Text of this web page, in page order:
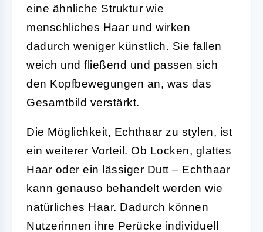
eine ähnliche Struktur wie
menschliches Haar und wirken
dadurch weniger künstlich. Sie fallen
weich und fließend und passen sich
den Kopfbewegungen an, was das
Gesamtbild verstärkt.
Die Möglichkeit, Echthaar zu stylen, ist
ein weiterer Vorteil. Ob Locken, glattes
Haar oder ein lässiger Dutt – Echthaar
kann genauso behandelt werden wie
natürliches Haar. Dadurch können
Nutzerinnen ihre Perücke individuell